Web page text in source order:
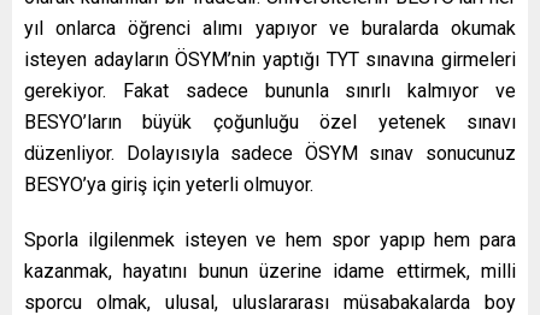
yıl onlarca öğrenci alımı yapıyor ve buralarda okumak
isteyen adayların ÖSYM’nin yaptığı TYT sınavına girmeleri
gerekiyor. Fakat sadece bununla sınırlı kalmıyor ve
BESYO’ların büyük çoğunluğu özel yetenek sınavı
düzenliyor. Dolayısıyla sadece ÖSYM sınav sonucunuz
BESYO’ya giriş için yeterli olmuyor.
Sporla ilgilenmek isteyen ve hem spor yapıp hem para
kazanmak, hayatını bunun üzerine idame ettirmek, milli
sporcu olmak, ulusal, uluslararası müsabakalarda boy